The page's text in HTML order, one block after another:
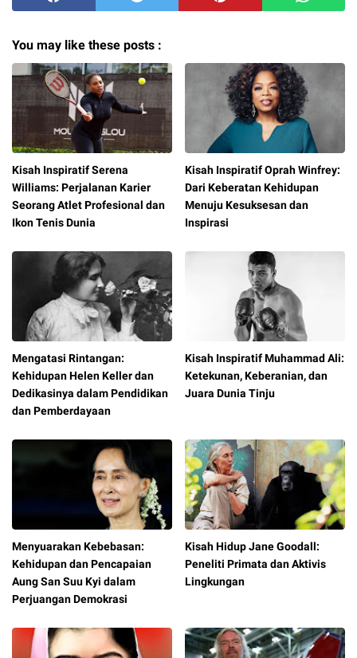
You may like these posts :
Kisah Inspiratif Serena
Williams: Perjalanan Karier
Seorang Atlet Profesional dan
Ikon Tenis Dunia
Kisah Inspiratif Oprah Winfrey:
Dari Keberatan Kehidupan
Menuju Kesuksesan dan
Inspirasi
Mengatasi Rintangan:
Kehidupan Helen Keller dan
Dedikasinya dalam Pendidikan
dan Pemberdayaan
Kisah Inspiratif Muhammad Ali:
Ketekunan, Keberanian, dan
Juara Dunia Tinju
Menyuarakan Kebebasan:
Kehidupan dan Pencapaian
Aung San Suu Kyi dalam
Perjuangan Demokrasi
Kisah Hidup Jane Goodall:
Peneliti Primata dan Aktivis
Lingkungan